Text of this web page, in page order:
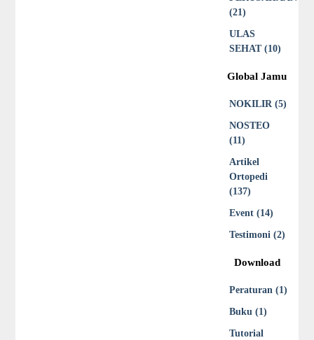
(21)
ULAS
SEHAT (10)
Global Jamu
NOKILIR (5)
NOSTEO
(11)
Artikel
Ortopedi
(137)
Event (14)
Testimoni (2)
Download
Peraturan (1)
Buku (1)
Tutorial